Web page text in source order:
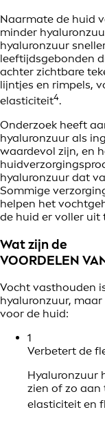
Naarmate de huid
minder
hyaluronzuur
leeftijdsgebonden
achter zichtbare
lijntjes en rimpels,
elasticiteit4.
Onderzoek heeft
hyaluronzuur als
waardevol zijn, en
hyaluronzuur dat
Sommige
helpen het
de huid er voller uit
Wat zijn de
VOORDELEN
Vocht vasthouden
hyaluronzuur,
voor de huid:
1
Verbetert de
Hyaluronzuur
zien of zo aan
elasticiteit en